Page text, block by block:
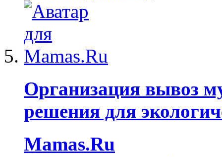
Организация вывоз
решения для
Mamas.Ru